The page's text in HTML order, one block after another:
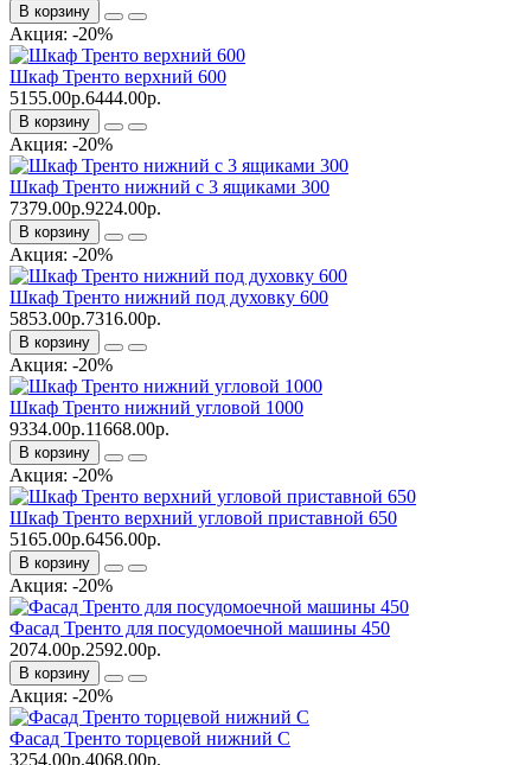
В корзину
Акция: -20%
Шкаф Тренто верхний 600
5155.00р.6444.00р.
В корзину
Акция: -20%
Шкаф Тренто нижний с 3 ящиками 300
7379.00р.9224.00р.
В корзину
Акция: -20%
Шкаф Тренто нижний под духовку 600
5853.00р.7316.00р.
В корзину
Акция: -20%
Шкаф Тренто нижний угловой 1000
9334.00р.11668.00р.
В корзину
Акция: -20%
Шкаф Тренто верхний угловой приставной 650
5165.00р.6456.00р.
В корзину
Акция: -20%
Фасад Тренто для посудомоечной машины 450
2074.00р.2592.00р.
В корзину
Акция: -20%
Фасад Тренто торцевой нижний С
3254.00р.4068.00р.